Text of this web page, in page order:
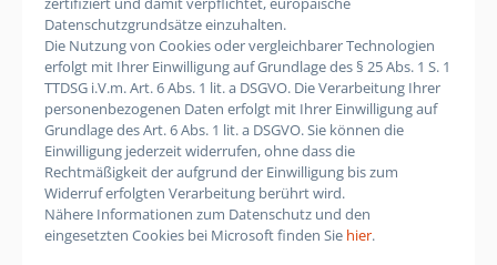
Datenschutzgrundsätze einzuhalten.
Die Nutzung von Cookies oder vergleichbarer Technologien
erfolgt mit Ihrer Einwilligung auf Grundlage des § 25 Abs. 1 S. 1
TTDSG i.V.m. Art. 6 Abs. 1 lit. a DSGVO. Die Verarbeitung Ihrer
personenbezogenen Daten erfolgt mit Ihrer Einwilligung auf
Grundlage des Art. 6 Abs. 1 lit. a DSGVO. Sie können die
Einwilligung jederzeit widerrufen, ohne dass die
Rechtmäßigkeit der aufgrund der Einwilligung bis zum
Widerruf erfolgten Verarbeitung berührt wird.
Nähere Informationen zum Datenschutz und den
eingesetzten Cookies bei Microsoft finden Sie hier.